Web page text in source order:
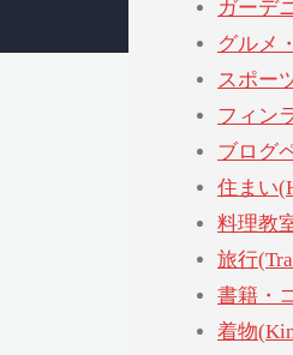
ガーデ
グルメ
スポー
フィン
ブログ
住まい
料理教
旅行
書籍・
着物